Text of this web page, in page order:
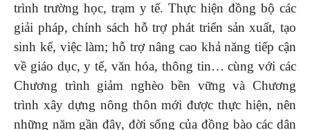
trình trường học, trạm y tế. Thực hiện đồng bộ các
giải pháp, chính sách hỗ trợ phát triển sản xuất, tạo
sinh kế, việc làm; hỗ trợ nâng cao khả năng tiếp cận
về giáo dục, y tế, văn hóa, thông tin… cùng với các
Chương trình giảm nghèo bền vững và Chương
trình xây dựng nông thôn mới được thực hiện, nên
những năm gần đây, đời sống của đồng bào các dân